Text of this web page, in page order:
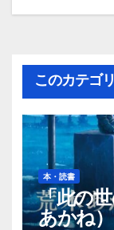
ナ
ゲ
ー
シ
ョ
ン
このカテゴ
本・読書
「此の
あかね）